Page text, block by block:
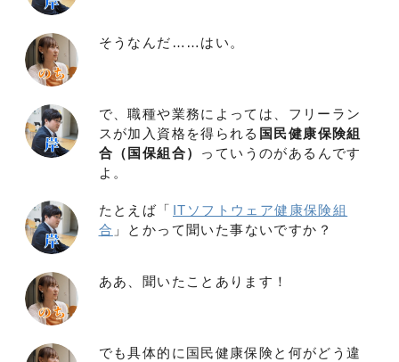
そうなんだ……はい。
で、職種や業務によっては、フリーラン
スが加入資格を得られる 国民健康保険組
合（国保組合） っていうのがあるんです
よ。
たとえば「 ITソフトウェア健康保険組
合 」とかって聞いた事ないですか？
ああ、聞いたことあります！
でも具体的に国民健康保険と何がどう違